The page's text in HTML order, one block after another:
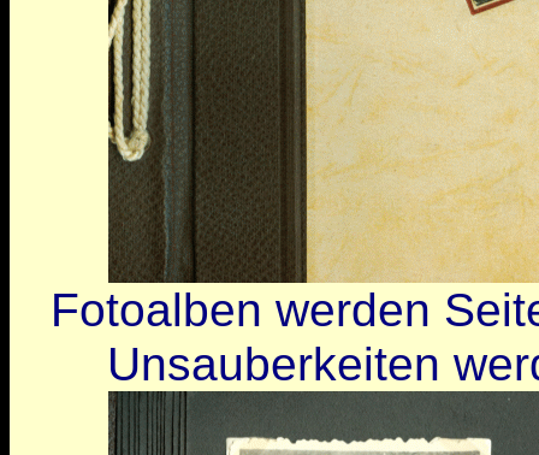
Fotoalben werden
Unsauberkeiten